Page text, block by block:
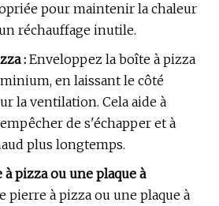
pour maintenir la chaleur
réchauffage inutile.
: Enveloppez la boîte à pizza
en laissant le côté
la ventilation. Cela aide à
de s'échapper et à
plus longtemps.
pizza ou une plaque à
pierre à pizza ou une plaque à